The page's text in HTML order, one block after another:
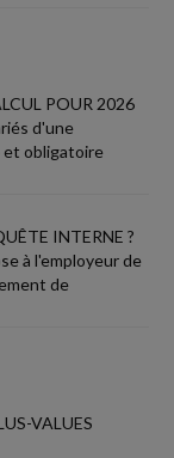
POUR 2026
d'une
et obligatoire
INTERNE ?
à l'employeur de
de
VALUES